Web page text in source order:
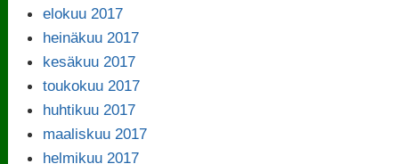
elokuu 2017
heinäkuu 2017
kesäkuu 2017
toukokuu 2017
huhtikuu 2017
maaliskuu 2017
helmikuu 2017